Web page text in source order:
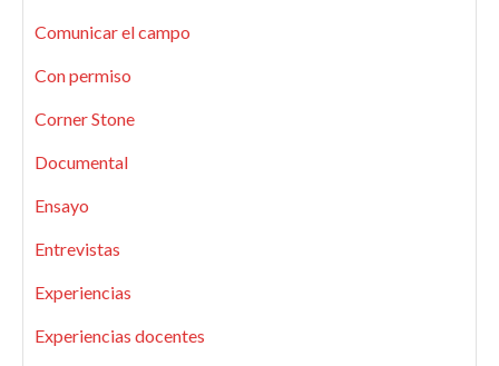
Comunicar el campo
Con permiso
Corner Stone
Documental
Ensayo
Entrevistas
Experiencias
Experiencias docentes